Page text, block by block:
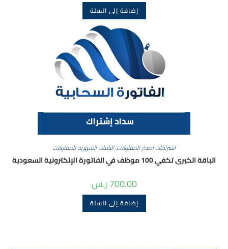
إضافة إلى السلة
اشتراكات اصدار المقاولات,الباقات الشهرية للمقاولات
الباقة الكبرى تكفي 100 موظف في الفاتورة الإلكترونية السعودية
700.00ر.س
إضافة إلى السلة